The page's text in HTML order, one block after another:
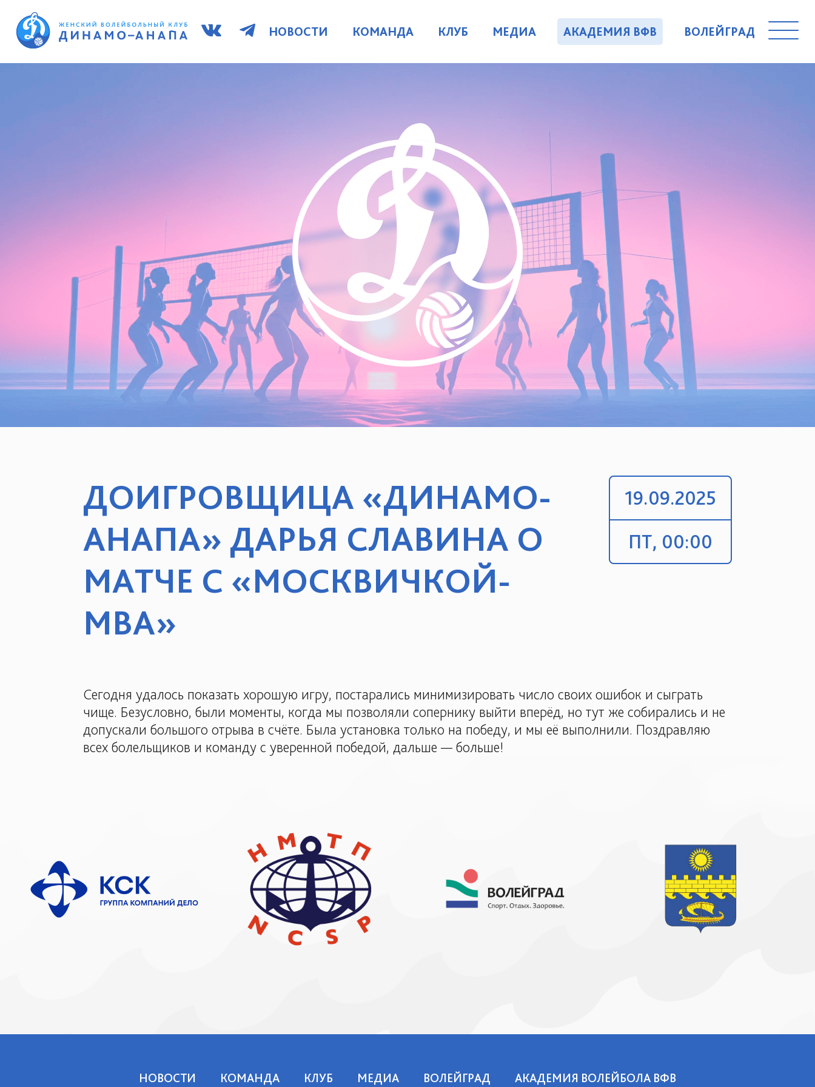
НОВОСТИ КОМАНДА КЛУБ МЕДИА АКАДЕМИЯ ВФВ ВОЛЕЙГРАД
ДОИГРОВЩИЦА «ДИНАМО-
АНАПА» ДАРЬЯ СЛАВИНА О
МАТЧЕ С «МОСКВИЧКОЙ-
МВА»
19.09.2025
ПТ, 00:00
Сегодня удалось показать хорошую игру, постарались минимизировать число своих ошибок и сыграть
чище. Безусловно, были моменты, когда мы позволяли сопернику выйти вперёд, но тут же собирались и не
допускали большого отрыва в счёте. Была установка только на победу, и мы её выполнили. Поздравляю
всех болельщиков и команду с уверенной победой, дальше — больше!
НОВОСТИ КОМАНДА КЛУБ МЕДИА ВОЛЕЙГРАД АКАДЕМИЯ ВОЛЕЙБОЛА ВФВ